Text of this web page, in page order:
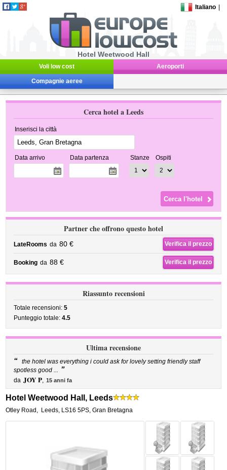
Italiano
Hotel Weetwood Hall
Voli low cost Aeroporti
Compagnie aeree
Cerca hotel a Leeds
Inserisci la città
Data arrivo Data partenza Stanze Ospiti
Partner che offrono questo hotel
LateRooms da 80 € Verifica il prezzo
Booking da 88 € Verifica il prezzo
Riassunto recensioni
Totale recensioni:5
Punteggio totale:4.5
Ultima recensione
“ the hotel was everything i could ask for lovely setting friendly staff
spotless good ... ”
da JOY P, 15 anni fa
Hotel Weetwood Hall, Leeds
Otley Road , Leeds, LS16 5PS, Gran Bretagna